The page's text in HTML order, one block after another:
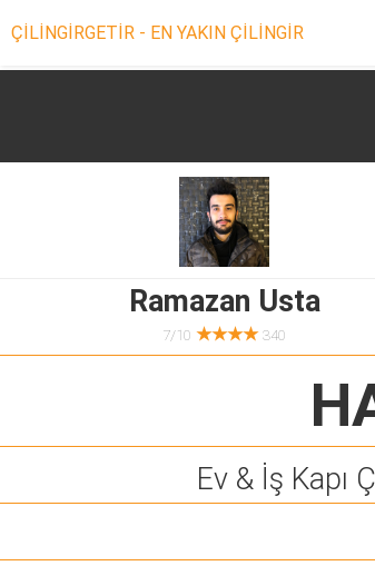
ÇİLİNGİRGETİR - EN YAKIN ÇİLİNGİR
Ramazan Usta
7/10 ★★★★340
Ev & İş Kapı